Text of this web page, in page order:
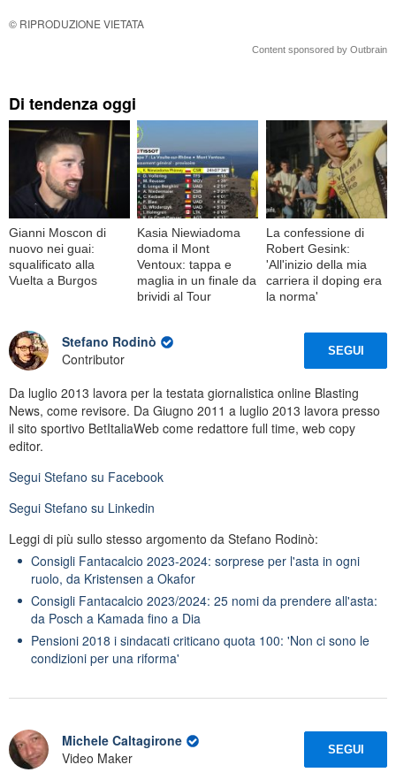
© RIPRODUZIONE VIETATA
Content sponsored by Outbrain
Di tendenza oggi
Gianni Moscon di
nuovo nei guai:
squalificato alla
Vuelta a Burgos
Kasia Niewiadoma
doma il Mont
Ventoux: tappa e
maglia in un finale da
brividi al Tour
La confessione di
Robert Gesink:
'All'inizio della mia
carriera il doping era
la norma'
Stefano Rodinò
Contributor
SEGUI
Da luglio 2013 lavora per la testata giornalistica online Blasting
News, come revisore. Da Giugno 2011 a luglio 2013 lavora presso
il sito sportivo BetItaliaWeb come redattore full time, web copy
editor.
Segui Stefano su Facebook
Segui Stefano su Linkedin
Leggi di più sullo stesso argomento da Stefano Rodinò:
Consigli Fantacalcio 2023-2024: sorprese per l'asta in ogni
ruolo, da Kristensen a Okafor
Consigli Fantacalcio 2023/2024: 25 nomi da prendere all'asta:
da Posch a Kamada fino a Dia
Pensioni 2018 i sindacati criticano quota 100: 'Non ci sono le
condizioni per una riforma'
Michele Caltagirone
Video Maker
SEGUI